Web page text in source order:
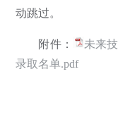
动跳过。
附件：
未来
录取名单.pdf